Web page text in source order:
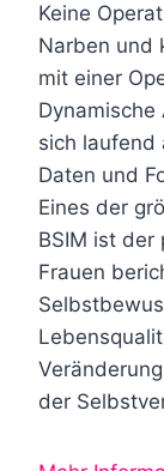
Keine
Narben und
mit einer
Dynamische
sich laufend
Daten und
Eines der
BSIM ist der
Frauen
der